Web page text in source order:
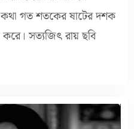
গত শতকের ষাটের দশক
সত্যজিৎ রায় ছবি